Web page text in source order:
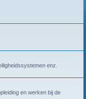
enz.
en werken bij de